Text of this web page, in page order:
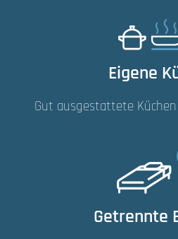
Eigene
Gut ausgestattete
Getrennte